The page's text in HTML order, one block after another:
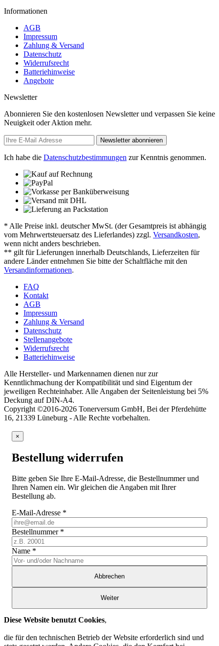
Informationen
AGB
Impressum
Zahlung & Versand
Datenschutz
Widerrufsrecht
Batteriehinweise
Angebote
Newsletter
Abonnieren Sie den kostenlosen Newsletter und verpassen Sie keine
Neuigkeit oder Aktion mehr.
Newsletter abonnieren
Ich habe die Datenschutzbestimmungen zur Kenntnis genommen.
* Alle Preise inkl. deutscher MwSt. (der Gesamtpreis ist abhängig
vom Mehrwertsteuersatz des Lieferlandes) zzgl. Versandkosten,
wenn nicht anders beschrieben.
** gilt für Lieferungen innerhalb Deutschlands, Lieferzeiten für
andere Länder entnehmen Sie bitte der Schaltfläche mit den
Versandinformationen.
FAQ
Kontakt
AGB
Impressum
Zahlung & Versand
Datenschutz
Stellenangebote
Widerrufsrecht
Batteriehinweise
Alle Hersteller- und Markennamen dienen nur zur
Kenntlichmachung der Kompatibilität und sind Eigentum der
jeweiligen Rechteinhaber. Alle Angaben der Seitenleistung bei 5%
Deckung auf DIN-A4.
Copyright ©2016-2026 Tonerversum GmbH, Bei der Pferdehütte
16, 21339 Lüneburg - Alle Rechte vorbehalten.
×
Bestellung widerrufen
Bitte geben Sie Ihre E-Mail-Adresse, die Bestellnummer und
Ihren Namen ein. Wir gleichen die Angaben mit Ihrer
Bestellung ab.
E-Mail-Adresse *
Bestellnummer *
Name *
Abbrechen
Weiter
Diese Website benutzt Cookies,
die für den technischen Betrieb der Website erforderlich sind und